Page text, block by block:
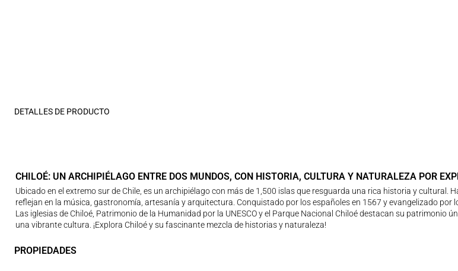
DETALLES DE PRODUCTO
CHILOÉ: UN ARCHIPIÉLAGO ENTRE DOS MUNDOS, CON HISTORIA, CULTURA Y NATURALEZA POR
Ubicado en el extremo sur de Chile, es un archipiélago con más de 1,500 islas que resguarda una rica historia y
reflejan en la música, gastronomía, artesanía y arquitectura. Conquistado por los españoles en 1567 y evangelizado
Las iglesias de Chiloé, Patrimonio de la Humanidad por la UNESCO y el Parque Nacional Chiloé destacan su
una vibrante cultura. ¡Explora Chiloé y su fascinante mezcla de historias y naturaleza!
PROPIEDADES